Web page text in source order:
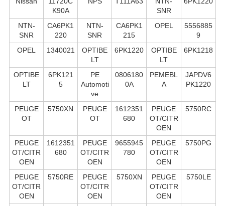
K90A
SNR
NTN-
SNR
CA6PK1
220
NTN-
SNR
CA6PK1
215
OPEL
5556885
9
OPEL
1340021
OPTIBE
LT
6PK1220
OPTIBE
LT
6PK1218
OPTIBE
LT
6PK121
5
PE
Automoti
ve
0806180
0A
PEMEBL
A
JAPDV6
PK1220
PEUGE
OT
5750XN
PEUGE
OT
1612351
680
PEUGE
OT/CITR
OEN
5750RC
PEUGE
OT/CITR
OEN
1612351
680
PEUGE
OT/CITR
OEN
9655945
780
PEUGE
OT/CITR
OEN
5750PG
PEUGE
OT/CITR
OEN
5750RE
PEUGE
OT/CITR
OEN
5750XN
PEUGE
OT/CITR
OEN
5750LE